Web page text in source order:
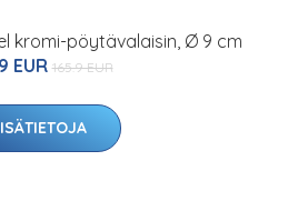
kromi-pöytävalaisin, Ø 9 cm
EUR 165.9 EUR